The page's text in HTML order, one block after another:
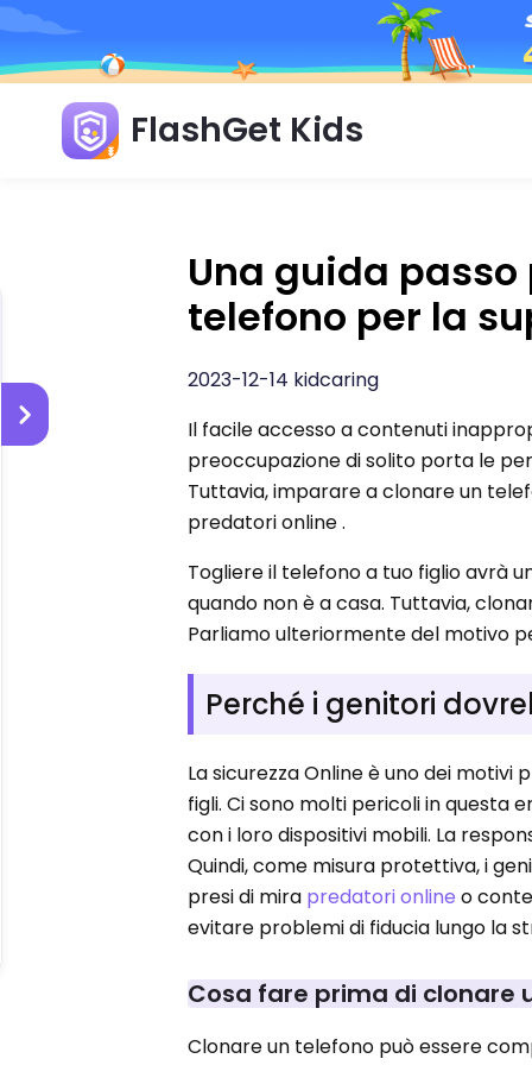
FlashGet Kids
Una guida
telefono per la
2023-12-14 kidcaring
Il facile accesso a contenuti
preoccupazione di solito porta le
Tuttavia, imparare a clonare un
predatori online .
Togliere il telefono a tuo figlio avrà
quando non è a casa. Tuttavia,
Parliamo ulteriormente del motivo
Perché i genitori
La sicurezza Online è uno dei
figli. Ci sono molti pericoli in questa
con i loro dispositivi mobili. La
Quindi, come misura protettiva, i
presi di mira predatori online o
evitare problemi di fiducia lungo la
Cosa fare prima di clonare
Clonare un telefono può essere